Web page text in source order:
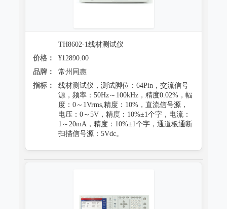
TH8602-1线材测试仪
价格：
¥12890.00
品牌：
常州同惠
指标：
线材测试仪，测试脚位：64Pin，交流信号
源，频率：50Hz～100kHz，精度0.02%，幅
度：0～1Vrms,精度：10%，直流信号源，
电压：0～5V，精度：10%±1个字，电流：
1～20mA，精度：10%±1个字，通道板通断
扫描信号源：5Vdc。